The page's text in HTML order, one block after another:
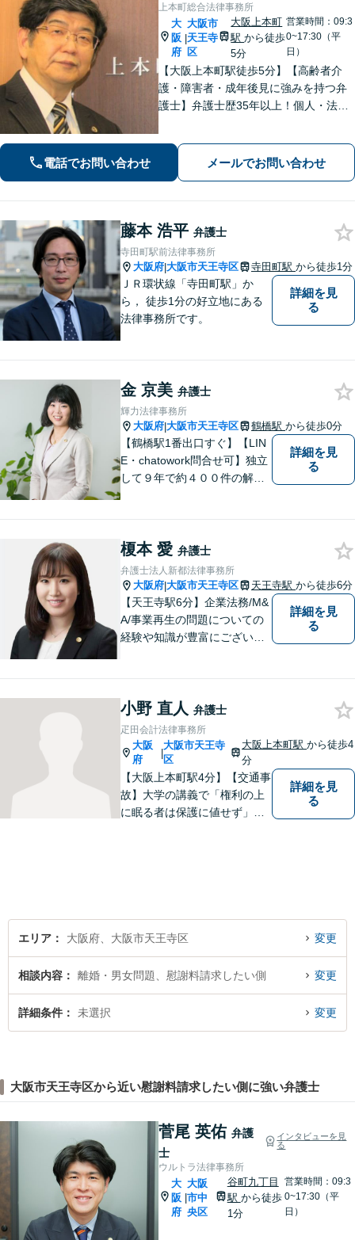
上本町総合法律事務所
大
阪
府
|
大阪市
天王寺
区
大阪上本町
駅から徒歩
5分
営業時間：09:3
0~17:30（平
日）
【大阪上本町駅徒歩5分】【高齢者介
護・障害者・成年後見に強みを持つ弁
護士】弁護士歴35年以上！個人・法人
あなたの力になりますので、お気軽に
ご相談ください。
電話でお問い合わせ メールでお問い合わせ
藤本 浩平 弁護士
寺田町駅前法律事務所
大阪府|大阪市天王寺区 寺田町駅 から徒歩1分
ＪＲ環状線「寺田町駅」か
ら， 徒歩1分の好立地にある
法律事務所です。
詳細を見
る
金 京美 弁護士
輝力法律事務所
大阪府|大阪市天王寺区 鶴橋駅 から徒歩0分
【鶴橋駅1番出口すぐ】【LIN
E・chatowork問合せ可】独立
して９年で約４００件の解決
さ」「人間力」「交渉力」を
駆使して依頼者様の笑顔を取
り戻すべく全力で取り組みま
す。
詳細を見
る
榎本 愛 弁護士
弁護士法人新都法律事務所
大阪府|大阪市天王寺区 天王寺駅 から徒歩6分
【天王寺駅6分】企業法務/M&
A/事業再生の問題についての
経験や知識が豊富にございま
ください。
詳細を見
る
小野 直人 弁護士
疋田会計法律事務所
大阪
府
|
大阪市天王寺
区
大阪上本町駅から徒歩4
分
【大阪上本町駅4分】【交通事
故】大学の講義で「権利の上
に眠る者は保護に値せず」と
し、丁寧かつ柔軟な対応を心
がけています。
詳細を見
る
エリア 大阪府、大阪市天王寺区 変更
相談内容 離婚・男女問題、慰謝料請求したい側 変更
詳細条件 未選択 変更
大阪市天王寺区から近い慰謝料請求したい側に強い弁護士
菅尾 英佑 弁護
士
インタビューを見
る
ウルトラ法律事務所
大
阪
府
|
大阪
市中
央区
谷町九丁目
駅 から徒歩
1分
営業時間：09:3
0~17:30（平
日）